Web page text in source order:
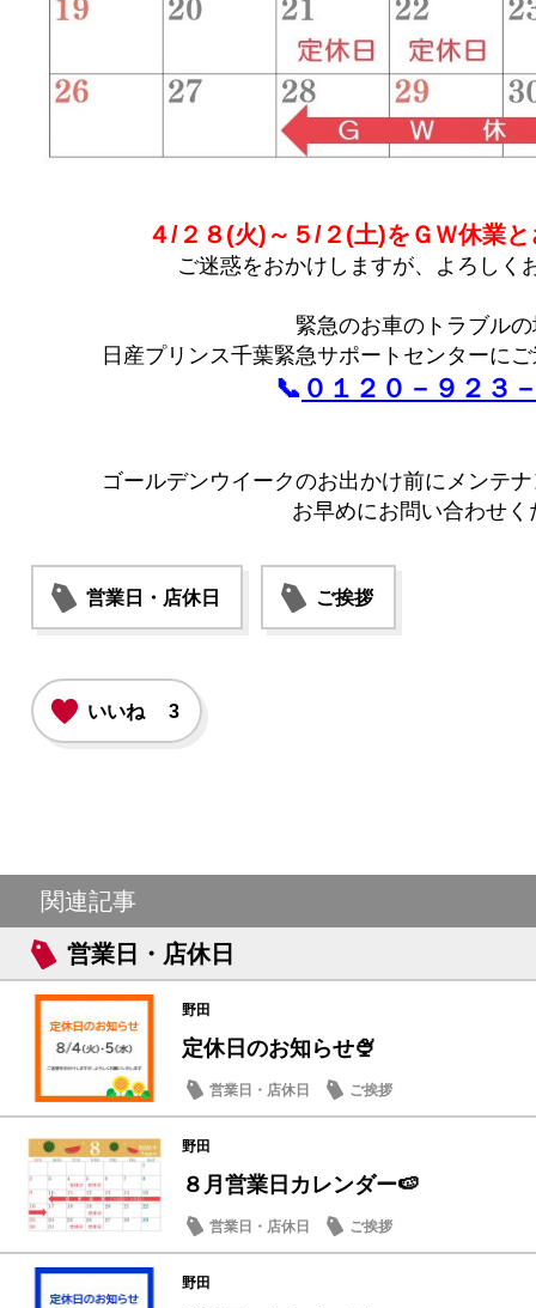
４/２８(火)～５/２(土)をＧＷ休業
ご迷惑をおかけしますが、よろしく
緊急のお車のトラブル
日産プリンス千葉緊急サポートセンターに
📞 ０１２０－９２３
ゴールデンウイークのお出かけ前にメンテ
お早めにお問い合わせく
営業日・店休日 ご挨拶
いいね 3
関連記事
営業日・店休日
野田
定休日のお知らせ🍨
営業日・店休日 ご挨拶
野田
８月営業日カレンダー🍉
営業日・店休日 ご挨拶
野田